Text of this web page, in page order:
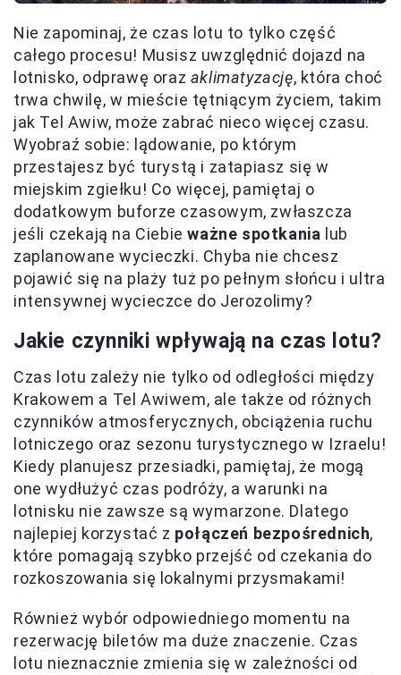
Nie zapominaj, że czas lotu to tylko część
całego procesu! Musisz uwzględnić dojazd na
lotnisko, odprawę oraz aklimatyzację, która choć
trwa chwilę, w mieście tętniącym życiem, takim
jak Tel Awiw, może zabrać nieco więcej czasu.
Wyobraź sobie: lądowanie, po którym
przestajesz być turystą i zatapiasz się w
miejskim zgiełku! Co więcej, pamiętaj o
dodatkowym buforze czasowym, zwłaszcza
jeśli czekają na Ciebieważne spotkania lub
zaplanowane wycieczki. Chyba nie chcesz
pojawić się na plaży tuż po pełnym słońcu i ultra
intensywnej wycieczce do Jerozolimy?
Jakie czynniki wpływają na czas lotu?
Czas lotu zależy nie tylko od odległości między
Krakowem a Tel Awiwem, ale także od różnych
czynników atmosferycznych, obciążenia ruchu
lotniczego oraz sezonu turystycznego w Izraelu!
Kiedy planujesz przesiadki, pamiętaj, że mogą
one wydłużyć czas podróży, a warunki na
lotnisku nie zawsze są wymarzone. Dlatego
najlepiej korzystać z połączeń bezpośrednich,
które pomagają szybko przejść od czekania do
rozkoszowania się lokalnymi przysmakami!
Również wybór odpowiedniego momentu na
rezerwację biletów ma duże znaczenie. Czas
lotu nieznacznie zmienia się w zależności od